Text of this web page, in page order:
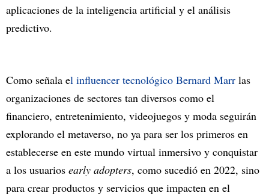
aplicaciones de la inteligencia artificial y el análisis
predictivo.
Como señala el influencer tecnológico Bernard Marr las
organizaciones de sectores tan diversos como el
financiero, entretenimiento, videojuegos y moda seguirán
explorando el metaverso, no ya para ser los primeros en
establecerse en este mundo virtual inmersivo y conquistar
a los usuarios early adopters, como sucedió en 2022, sino
para crear productos y servicios que impacten en el